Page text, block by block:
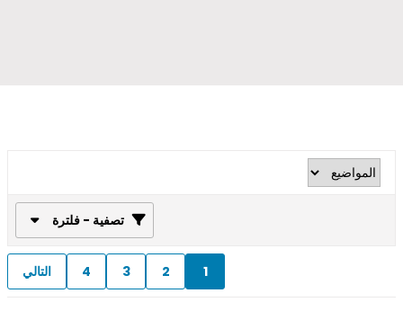
تصفية - فلترة
1
2
3
4 التالي